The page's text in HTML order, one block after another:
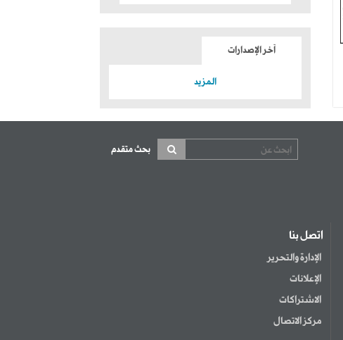
آخر الإصدارات
المزيد
بحث متقدم
اتصل بنا
الإدارة والتحرير
الإعلانات
الاشتراكات
مركز الاتصال